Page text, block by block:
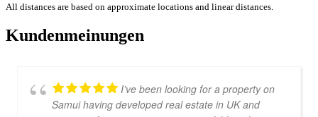
All distances are based on approximate locations and linear distances.
Kundenmeinungen
I’ve been looking for a property on
Samui having developed real estate in UK and